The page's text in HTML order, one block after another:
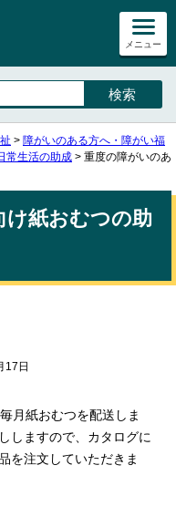
メニュー
> 障がいのある方へ・障がい福
常生活の助成 > 重度の障がいのあ
け紙おむつの助
日
月紙おむつを配送しま
しますので、カタログに
を注文していただきま